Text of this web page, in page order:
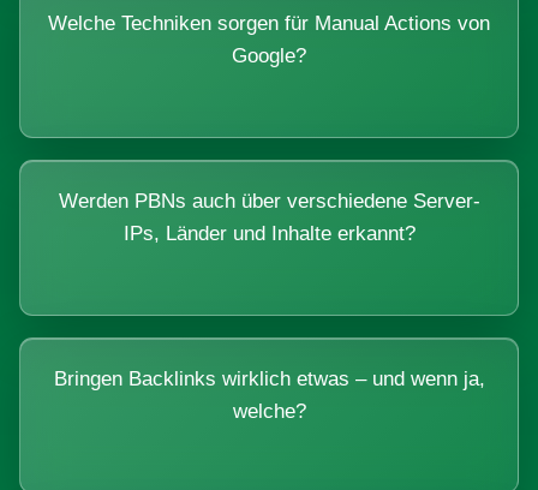
Welche Techniken sorgen für Manual Actions von
Google?
Werden PBNs auch über verschiedene Server-
IPs, Länder und Inhalte erkannt?
Bringen Backlinks wirklich etwas – und wenn ja,
welche?